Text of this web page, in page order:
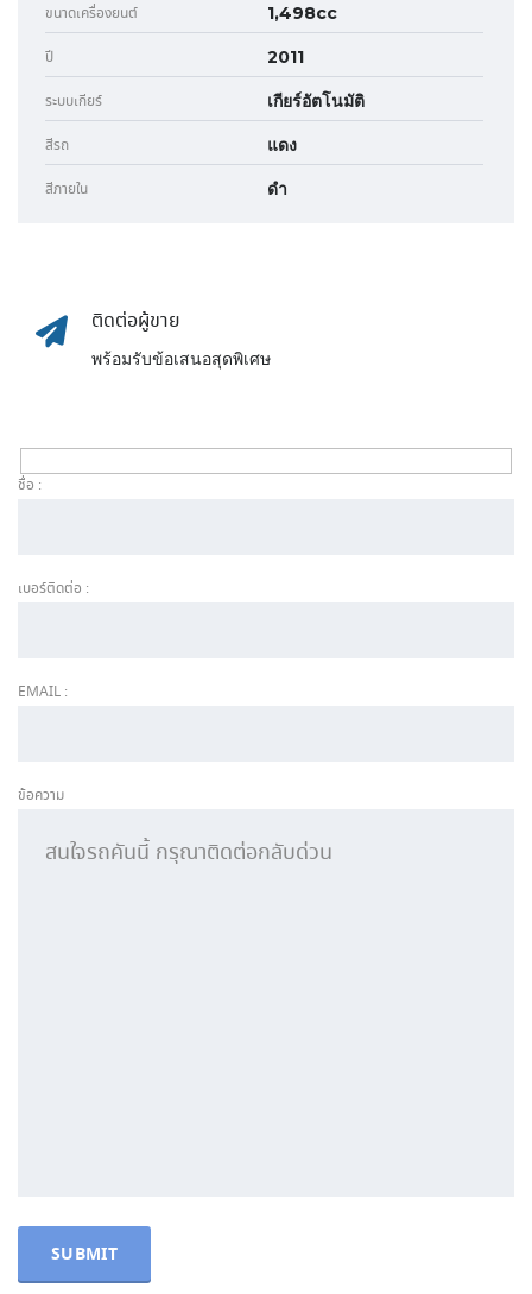
ขนาดเครื่องยนต์ 1,498cc
ปี 2011
ระบบเกียร์ เกียร์อัตโนมัติ
สีรถ แดง
สีภายใน ดำ
ติดต่อผู้ขาย
พร้อมรับข้อเสนอสุดพิเศษ
ชื่อ :
เบอร์ติดต่อ :
EMAIL :
ข้อความ